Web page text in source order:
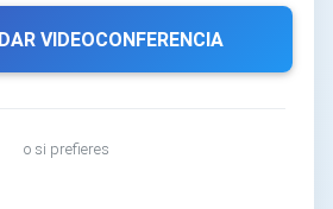
VIDEOCONFERENCIA
o si prefieres